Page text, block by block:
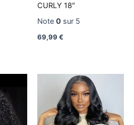
CURLY 18″
Note 0sur 5
69,99 €